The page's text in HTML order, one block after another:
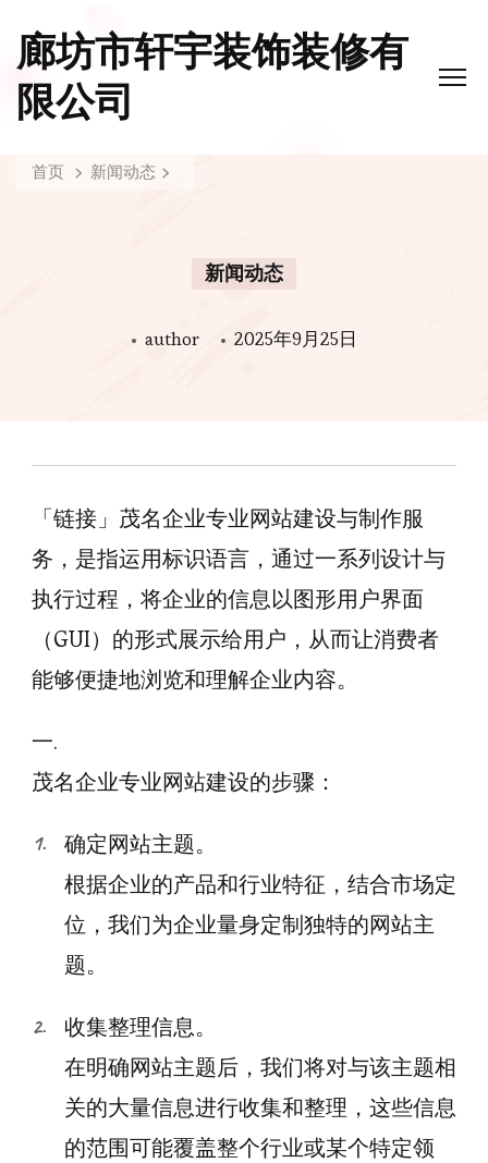
廊坊市轩宇装饰装修有
限公司
首页 新闻动态
新闻动态
author 2025年9月25日
「链接」茂名企业专业网站建设与制作服
务，是指运用标识语言，通过一系列设计与
执行过程，将企业的信息以图形用户界面
（GUI）的形式展示给用户，从而让消费者
能够便捷地浏览和理解企业内容。
一.
茂名企业专业网站建设的步骤：
确定网站主题。
根据企业的产品和行业特征，结合市场定
位，我们为企业量身定制独特的网站主
题。
收集整理信息。
在明确网站主题后，我们将对与该主题相
关的大量信息进行收集和整理，这些信息
的范围可能覆盖整个行业或某个特定领